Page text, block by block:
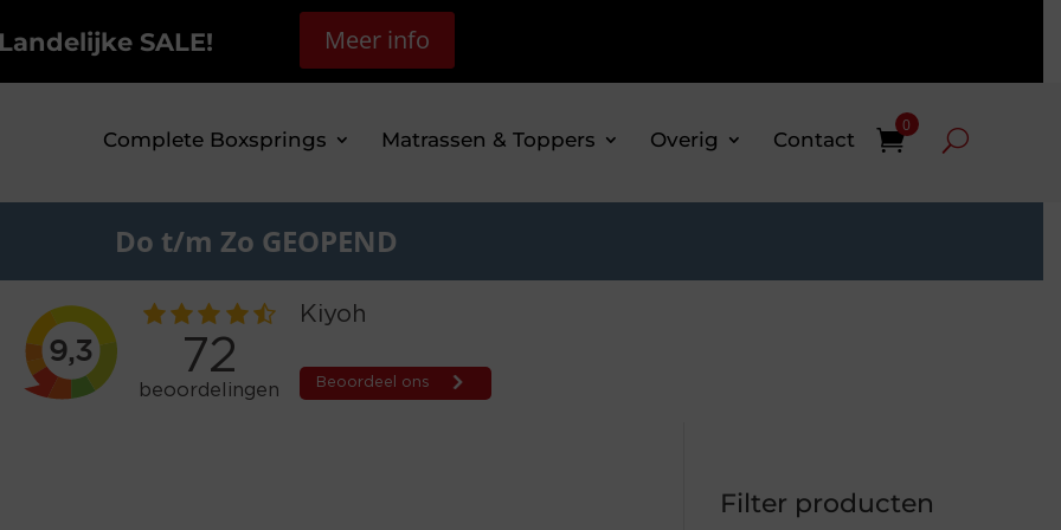
SALE! Meer info
Complete Boxsprings Matrassen & Toppers Overig Contact
0
Do t/m Zo GEOPEND
Filter producten